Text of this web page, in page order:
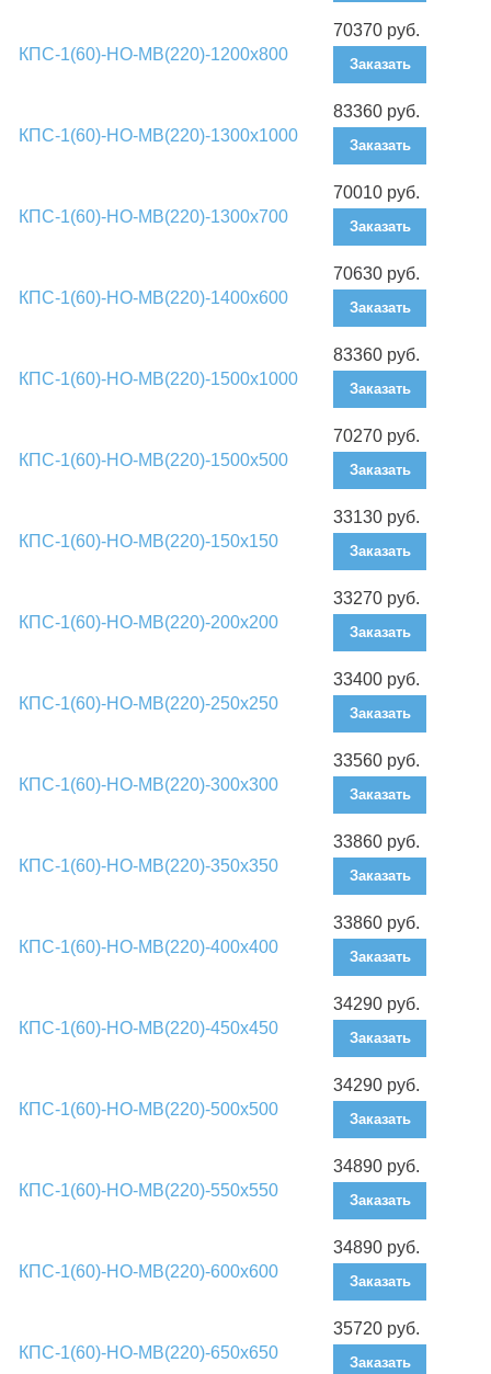
КПС-1(60)-НО-МВ(220)-1200х800
70370 руб.
Заказать
КПС-1(60)-НО-МВ(220)-1300х1000
83360 руб.
Заказать
КПС-1(60)-НО-МВ(220)-1300х700
70010 руб.
Заказать
КПС-1(60)-НО-МВ(220)-1400х600
70630 руб.
Заказать
КПС-1(60)-НО-МВ(220)-1500х1000
83360 руб.
Заказать
КПС-1(60)-НО-МВ(220)-1500х500
70270 руб.
Заказать
КПС-1(60)-НО-МВ(220)-150х150
33130 руб.
Заказать
КПС-1(60)-НО-МВ(220)-200х200
33270 руб.
Заказать
КПС-1(60)-НО-МВ(220)-250х250
33400 руб.
Заказать
КПС-1(60)-НО-МВ(220)-300х300
33560 руб.
Заказать
КПС-1(60)-НО-МВ(220)-350х350
33860 руб.
Заказать
КПС-1(60)-НО-МВ(220)-400х400
33860 руб.
Заказать
КПС-1(60)-НО-МВ(220)-450х450
34290 руб.
Заказать
КПС-1(60)-НО-МВ(220)-500х500
34290 руб.
Заказать
КПС-1(60)-НО-МВ(220)-550х550
34890 руб.
Заказать
КПС-1(60)-НО-МВ(220)-600х600
34890 руб.
Заказать
КПС-1(60)-НО-МВ(220)-650х650
35720 руб.
Заказать